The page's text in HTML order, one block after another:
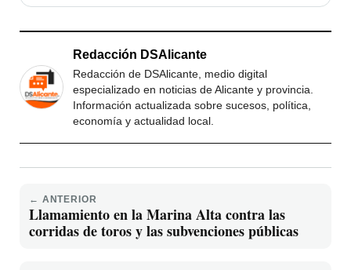
Redacción DSAlicante
Redacción de DSAlicante, medio digital
especializado en noticias de Alicante y provincia.
Información actualizada sobre sucesos, política,
economía y actualidad local.
← ANTERIOR
Llamamiento en la Marina Alta contra las
corridas de toros y las subvenciones públicas